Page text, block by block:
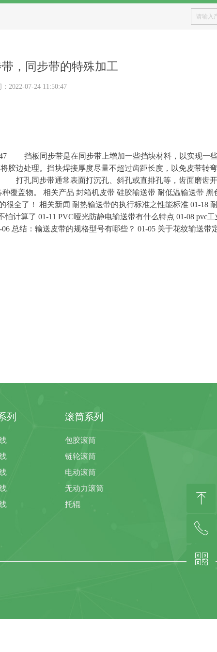
，同步带的特殊加工
挡板同步带是在同步带上增加一些挡块材料，以实现一
胶边处理。挡块焊接厚度尽量不超过齿距长度，以免皮带
打孔同步带通常表面打沉孔、斜孔或直排孔等，齿面磨齿
种覆盖物。 相关产品 封箱机皮带 硅胶输送带 耐低温输送带 黑
很全了 ！ 相关新闻 耐热输送带的执行标准之性能标准 01-18
怕计算了 01-11 PVC哑光防静电输送带有什么特点 01-08 pvc工
总结：输送皮带的规格型号有哪些 ？ 01-05 关于花纹输送带
2022-07-24 11:50:47
列 滚筒系列
包胶滚筒
链轮滚筒
电动滚筒
无动力滚筒
托辊
ꁸ
回到顶部
ꂅ
139-2994-4066(林总)微信同号
ꀥ